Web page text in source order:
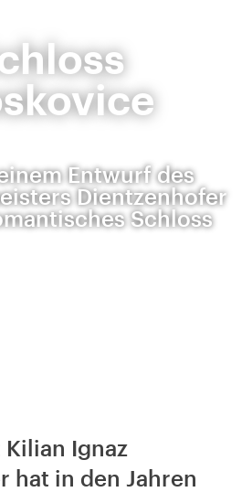
Entwurf des
Dientzenhofer
Schloss
Ignaz
hat in den Jahren